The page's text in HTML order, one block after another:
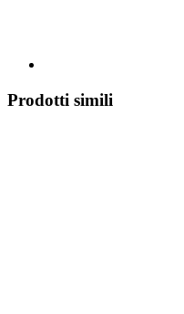
Prodotti simili